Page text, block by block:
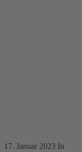
17. Januar 2023 In